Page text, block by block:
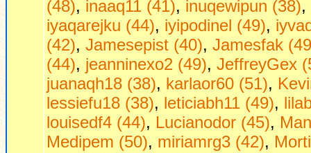
(48), inaaq11 (41), inuqewipun (38),
iyaqarejku (44), iyipodinel (49),
(42), Jamesepist (40), Jamesfak
(44), jeanninexo2 (49), JeffreyGex
juanaqh18 (38), karlaor60 (51),
lessiefu18 (38), leticiabh11 (49),
louisedf4 (44), Lucianodor (45),
Medipem (50), miriamrg3 (42),